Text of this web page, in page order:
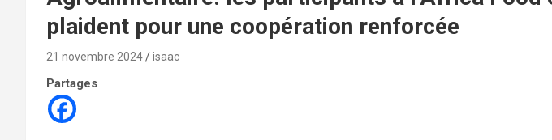
plaident pour une coopération renforcée
21 novembre 2024 isaac
Partages